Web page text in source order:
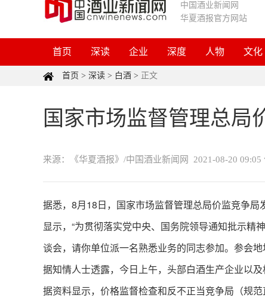
中国酒业新闻网
华夏酒报官方网站
首页 深读 企业 深度 人物 文化
首页 > 深读 > 白酒 > 正文
国家市场监督管理总局
来源：《华夏酒报》/中国酒业新闻网 2021-08-20 09:05
据悉，8月18日，国家市场监督管理总局价监竞争
显示，“为贯彻落实党中央、国务院领导通知批示
谈会，请你单位派一名熟悉业务的同志参加。参会
据知情人士透露，今日上午，头部白酒生产企业以及
据资料显示，价格监督检查和反不正当竞争局（规